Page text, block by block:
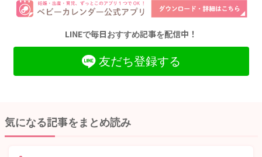
LINEで毎日おすすめ記事を配信中！
友だち登録する
気になる記事をまとめ読み